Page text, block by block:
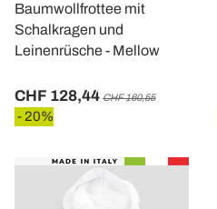
Baumwollfrottee mit
Schalkragen und
Leinenrüsche - Mellow
CHF 128,44 CHF 160,55
- 20%